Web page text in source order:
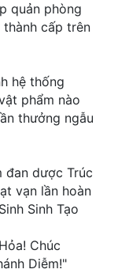
quản phòng
cấp trên
hệ thống
phẩm nào
thưởng ngẫu
đan dược Trúc
vạn lần hoàn
Sinh Tạo
Chúc
Diễm!"